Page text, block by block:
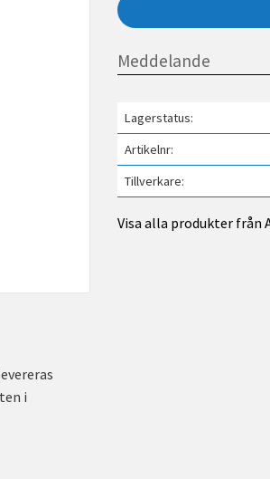
Lagerstatus
Artikelnr
Tillverkare
Visa alla produkter från
i